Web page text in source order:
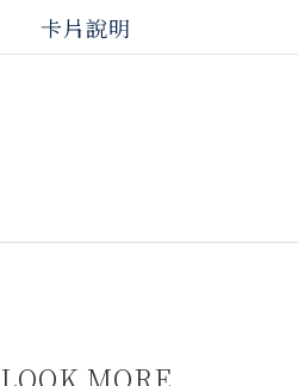
卡片說明
LOOK MORE